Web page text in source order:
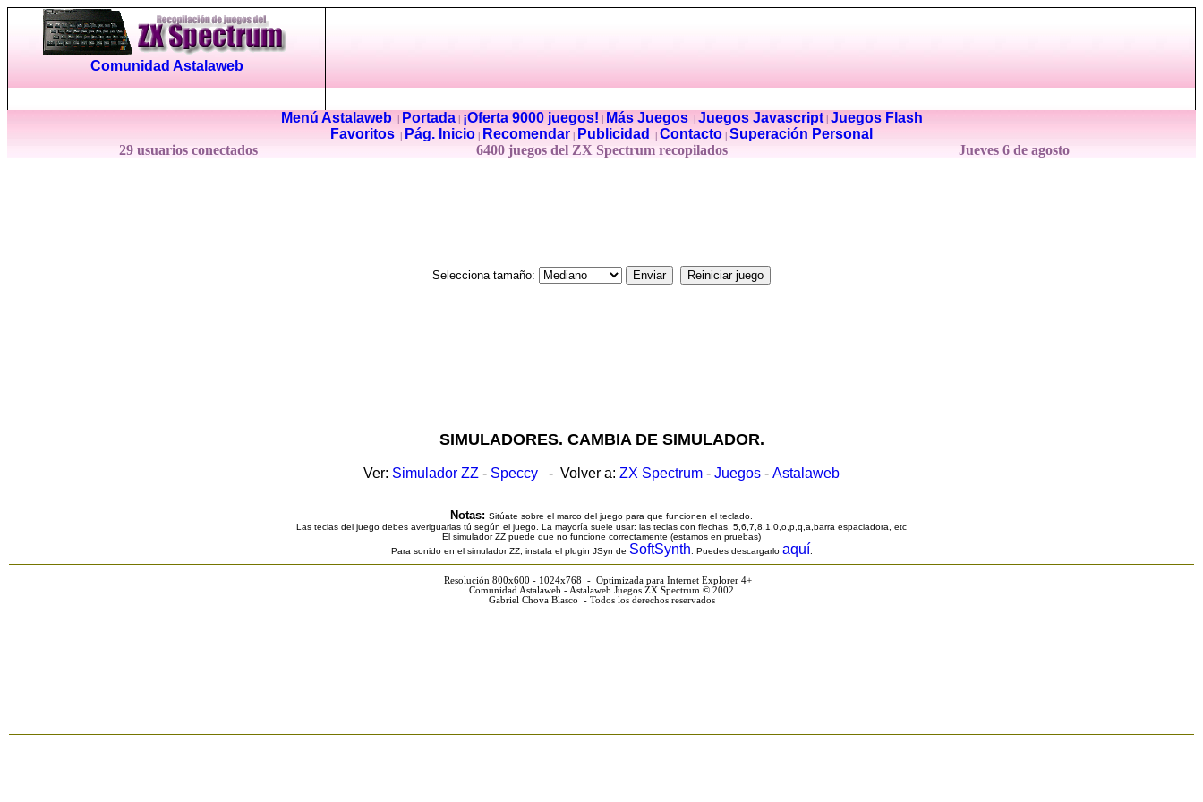
Comunidad Astalaweb
Menú Astalaweb| Portada| ¡Oferta 9000 juegos! Más Juegos| Juegos Javascript| Juegos Flash
Favoritos
Pág. Inicio Recomendar Publicidad Contacto Superación Personal
29 usuarios conectados
6400 juegos del ZX Spectrum recopilados Jueves 6 de agosto
Selecciona tamaño:
SIMULADORES. CAMBIA DE SIMULADOR.
Ver: Simulador ZZ - Speccy - Volver a: ZX Spectrum - Juegos - Astalaweb
Notas: Sitúate sobre el marco del juego para que funcionen el teclado.
Las teclas del juego debes averiguarlas tú según el juego. La mayoría suele usar: las teclas con flechas, 5,6,7,8,1,0,o,p,q,a,barra espaciadora, etc
El simulador ZZ puede que no funcione correctamente (estamos en pruebas)
Para sonido en el simulador ZZ, instala el plugin JSyn de SoftSynth . Puedes descargarlo aquí
Resolución 800x600 - 1024x768 - Optimizada para Internet Explorer 4+
Comunidad Astalaweb - Astalaweb Juegos ZX Spectrum © 2002
Gabriel Chova Blasco - Todos los derechos reservados